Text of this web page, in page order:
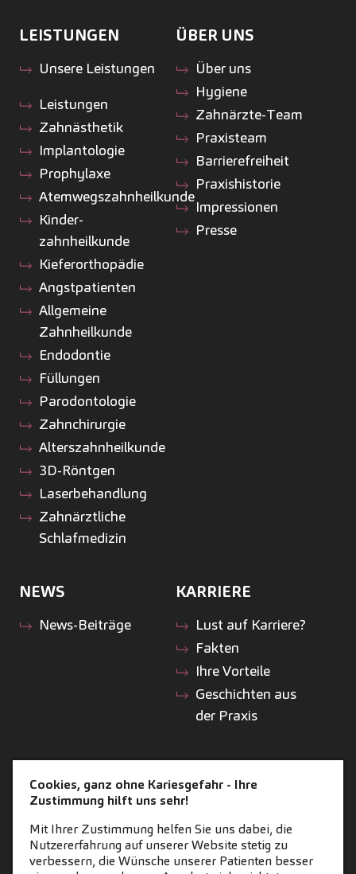
LEISTUNGEN
Unsere Leistungen
Leistungen
Zahnästhetik
Implantologie
Prophylaxe
Atemwegszahnheilkunde
Kinder­
zahnheilkunde
Kiefer­orthopädie
Angstpatienten
Allgemeine
Zahnheilkunde
Endodontie
Füllungen
Parodontologie
Zahnchirurgie
Alterszahnheilkunde
3D-Röntgen
Laserbehandlung
Zahnärztliche
Schlafmedizin
ÜBER UNS
Über uns
Hygiene
Zahnärzte-Team
Praxisteam
Barrierefreiheit
Praxishistorie
Impressionen
Presse
NEWS
News-Beiträge
KARRIERE
Lust auf Karriere?
Fakten
Ihre Vorteile
Geschichten aus
der Praxis
zahneins.com
Cookies, ganz ohne Kariesgefahr - Ihre
Zustimmung hilft uns sehr!
Mit Ihrer Zustimmung helfen Sie uns dabei, die
Nutzererfahrung auf unserer Website stetig zu
verbessern, die Wünsche unserer Patienten besser